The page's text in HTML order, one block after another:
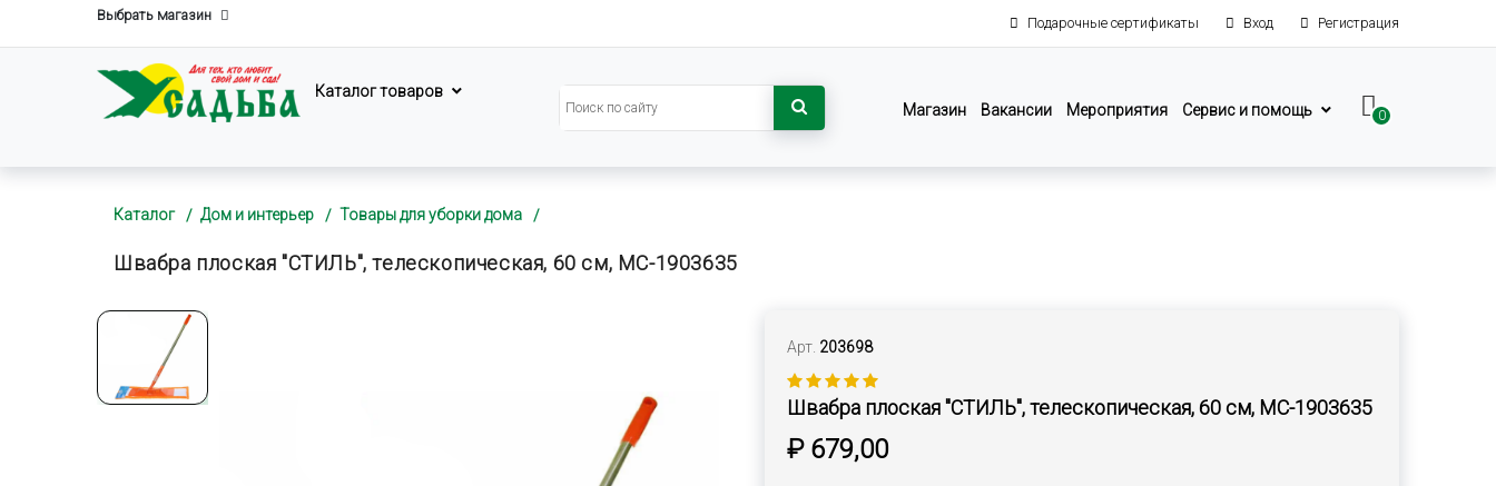
Выбрать магазин Подарочные сертификаты Вход Регистрация
Каталог товаров
Магазин
Вакансии Мероприятия Сервис и помощь 0
Каталог Дом и интерьер Товары для уборки дома
Швабра плоская "СТИЛЬ", телескопическая, 60 см, MC-1903635
Арт. 203698
Швабра плоская "СТИЛЬ", телескопическая, 60 см, MC-1903635
₽ 679,00